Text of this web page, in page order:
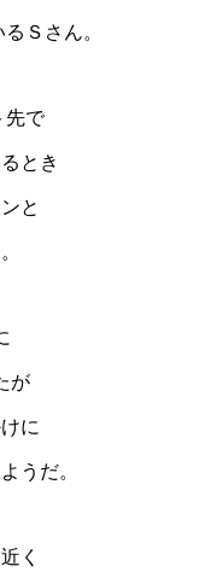
Ｓさん。
先で
とき
と
が
に
うだ。
く